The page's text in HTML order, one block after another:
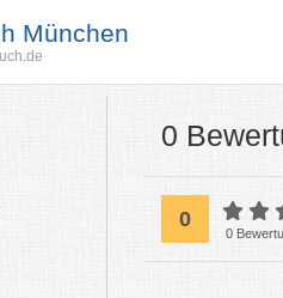
München
0
0
0